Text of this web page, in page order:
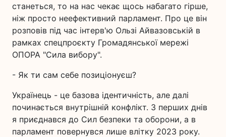
станеться, то на нас чекає щось набагато гірше,
ніж просто неефективний парламент. Про це він
розповів під час інтерв'ю Ользі Айвазовській в
рамках спецпроєкту Громадянської мережі
ОПОРА "Сила вибору".
- Як ти сам себе позиціонуєш?
Українець - це базова ідентичність, але далі
починається внутрішній конфлікт. З перших днів
я приєднався до Сил безпеки та оборони, а в
парламент повернувся лише влітку 2023 року.